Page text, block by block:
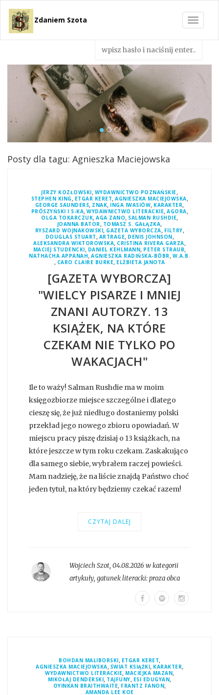
Toggle
Zdaniem Szota
Posty dla tagu: Agnieszka Maciejowska
JERZY KOZŁOWSKI, WYDAWNICTWO POZNAŃSKIE,
STEPHEN KING , ETGAR KERET, AGNIESZKA MACIEJOWSKA,
GEORGE SAUNDERS, ZNAK, INGA IWASIÓW, KARAKTER,
PRÓSZYŃSKI I S-KA, WYDAWNICTWO LITERACKIE, AGORA,
OLGA TOKARCZUK, AGA ZANO, SALMAN RUSHDIE,
JOANNA BATOR, TOMASZ S. GAŁĄZKA,
RYSZARD WOJNAKOWSKI, GAZETA WYBORCZA, FILTRY,
DOUGLAS STUART , ARTRAGE, DENIS JOHNSON,
ALEKSANDRA WIKTOROWSKA, CRISTINA RIVERA GARZA,
MACIEJ STUDENCKI, DANIEL KEHLMANN, PETER STRAUB,
NATHACHA APPANAH,AGNIESZKA RADIŃSKA-BÓBR, W.A.B.
, CARO CLAIRE BURKE, ELŻBIETA JANOTA
[GAZETA WYBORCZA]
"WIELCY PISARZE I MNIEJ
ZNANI AUTORZY. 13
KSIĄŻEK, NA KTÓRE
CZEKAM NIE TYLKO PO
WAKACJACH"
Ile to waży! Salman Rushdie ma w moim
księgozbiorze miejsce szczególne i dlatego
cieszę się, że już niedługo dostaniemy polski
przekład jego nowego zbioru opowiadań. W
miejscu pracy piszę dzisiaj o 13 książkach, na
które jeszcze w tym roku czekam. Zaskakująco
dla samego siebie, wybrałem raczej powieści.
Mam nadzieję, że na liście znajdą Państwo choć
jeden tytuł, na który będziemy czekać razem!
CZYTAJ DALEJ
Wojciech Szot, 04.08.2026 w kategorii
artykuły, gatunek literacki:proza obca
BOHDAN MALIBORSKI, ETGAR KERET,
AGNIESZKA MACIEJOWSKA, ŚWIAT KSIĄŻKI, KARAKTER,
WYDAWNICTWO LITERACKIE, MACIEJKA MAZAN,
MIKOŁAJ DENDERSKI, TAJFUNY, ESI EDUGYAN,
OYINKAN BRAITHWAITE, FRANTZ FANON,
AMANDA LEE KOE